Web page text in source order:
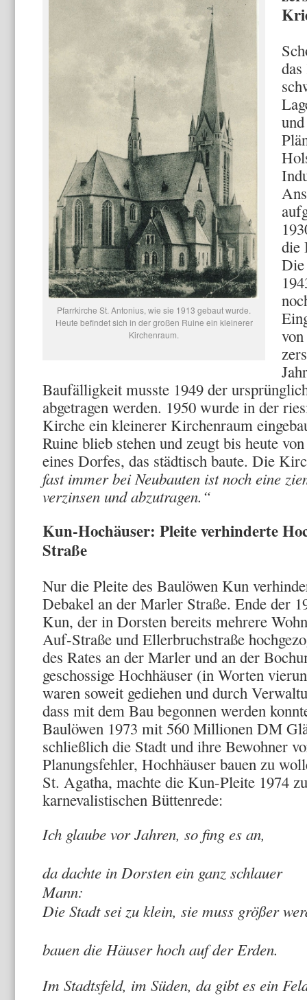
Pfarrkirche St. Antonius, wie sie 1913 gebaut wurde.
Heute befindet sich in der großen Ruine ein kleinerer
Kirchenraum.
die
Baufälligkeit musste 1949 der
abgetragen werden. 1950 wurde in der
Kirche ein kleinerer Kirchenraum
Ruine blieb stehen und zeugt bis heute
eines Dorfes, das städtisch baute. Die
fast immer bei Neubauten ist noch eine
verzinsen und abzutragen.“
Kun-Hochäuser: Pleite verhinderte
Straße
Nur die Pleite des Baulöwen Kun
Debakel an der Marler Straße. Ende der
Kun, der in Dorsten bereits mehrere
Auf-Straße und Ellerbruchstraße
des Rates an der Marler und an der
geschossige Hochhäuser (in Worten
waren soweit gediehen und durch
dass mit dem Bau begonnen werden
Baulöwen 1973 mit 560 Millionen DM
schließlich die Stadt und ihre Bewohner
Planungsfehler, Hochhäuser bauen zu
St. Agatha, machte die Kun-Pleite 1974
karnevalistischen Büttenrede:
Ich glaube vor Jahren, so fing es an,
da dachte in Dorsten ein ganz schlauer
Die Stadt sei zu klein, sie muss größer
bauen die Häuser hoch auf der Erden.
Im Stadtsfeld, im Süden, da gibt es ein